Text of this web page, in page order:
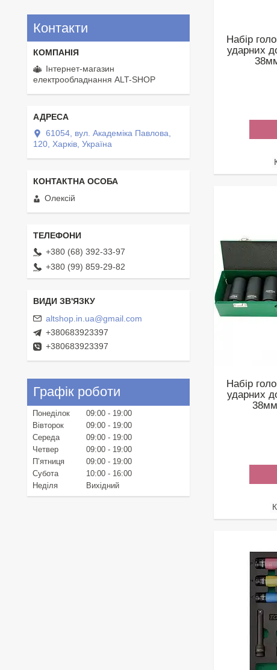
Набір
ударних
Набір
ударних
Контакти
Інтернет-магазин
електрообладнання ALT-SHOP
61054, вул. Академіка Павлова,
120, Харків, Україна
Олексій
+380 (68) 392-33-97
+380 (99) 859-29-82
altshop.in.ua@gmail.com
+380683923397
+380683923397
Графік роботи
Понеділок 09:00
19:00
Вівторок
09:00
19:00
Середа
09:00
19:00
Четвер
09:00
19:00
Пʼятниця
09:00
19:00
Субота
10:00
16:00
Неділя
Вихідний